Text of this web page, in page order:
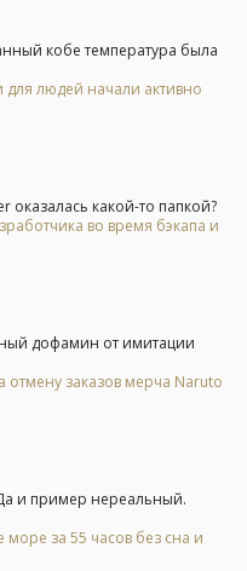
кобе температура была
людей начали активно
оказалась какой-то папкой?
во время бэкапа и
дофамин от имитации
отмену заказов мерча Naruto
и пример нереальный.
за 55 часов без сна и